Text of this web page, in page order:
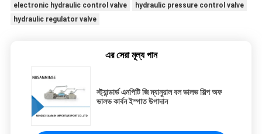
electronic hydraulic control valve
hydraulic pressure control valve
hydraulic regulator valve
এর সেরা মূল্য পান
স্ট্যান্ডার্ড এনপিটি জি ম্যানুয়াল বল ভালভ শিল্প অফ
ভালভ কার্বন ইস্পাত উপাদান